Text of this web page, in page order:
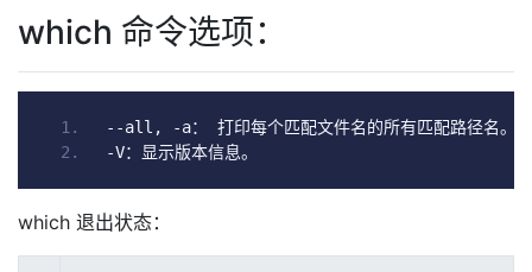
which 命令选项：
--all , -a：
打印每个匹配文件名的所有匹配路径名。
-V：显示版本信息。
which 退出状态：